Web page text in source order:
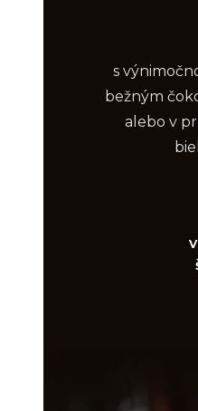
s
bežným
alebo v